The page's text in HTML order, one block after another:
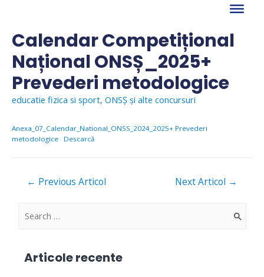
contentCalendar Competițional
Național ONSȘ_2025+
Prevederi metodologice
educatie fizica si sport, ONSȘ și alte concursuri
Anexa_07_Calendar_National_ONSS_2024_2025+ Prevederi
metodologice
Descarcă
Navigare
← Previous Articol Next Articol →
S
Articole recente